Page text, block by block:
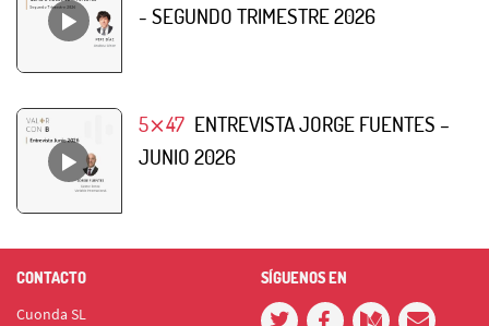
- SEGUNDO TRIMESTRE 2026
5⨯47 ENTREVISTA JORGE FUENTES –
JUNIO 2026
CONTACTO
Cuonda SL
SÍGUENOS EN